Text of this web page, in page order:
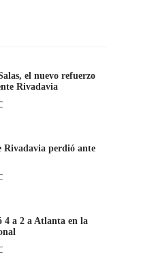
el nuevo refuerzo
Rivadavia
Rivadavia perdió ante
4 a 2 a Atlanta en la